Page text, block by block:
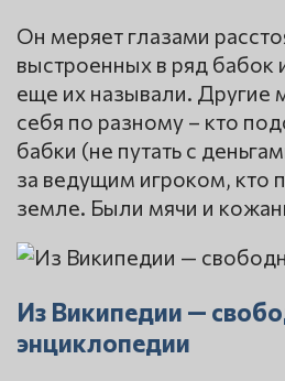
Он меряет глазами
выстроенных в ряд бабок
еще их называли. Другие
себя по разному – кто
бабки (не путать с
за ведущим игроком, кто
земле. Были мячи и
Из Википедии —
энциклопедии